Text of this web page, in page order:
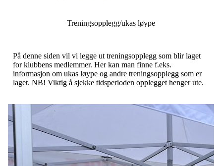
Treningsopplegg/ukas løype
På denne siden vil vi legge ut treningsopplegg som blir laget
for klubbens medlemmer. Her kan man finne f.eks.
informasjon om ukas løype og andre treningsopplegg som er
laget. NB! Viktig å sjekke tidsperioden opplegget henger ute.